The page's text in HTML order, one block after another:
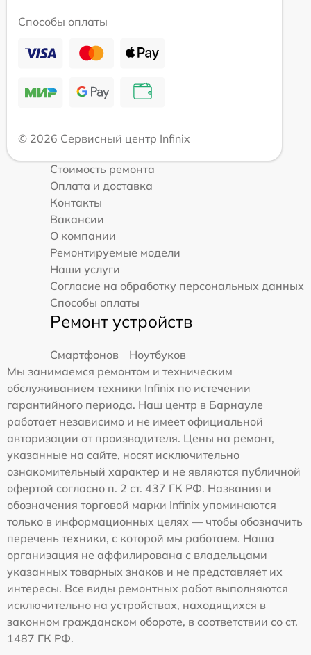
Способы оплаты
© 2026 Сервисный центр Infinix
Стоимость ремонта
Оплата и доставка
Контакты
Вакансии
О компании
Ремонтируемые модели
Наши услуги
Согласие на обработку персональных данных
Способы оплаты
Ремонт устройств
Смартфонов
Ноутбуков
Мы занимаемся ремонтом и техническим
обслуживанием техники Infinix по истечении
гарантийного периода. Наш центр в Барнауле
работает независимо и не имеет официальной
авторизации от производителя. Цены на ремонт,
указанные на сайте, носят исключительно
ознакомительный характер и не являются публичной
офертой согласно п. 2 ст. 437 ГК РФ. Названия и
обозначения торговой марки Infinix упоминаются
только в информационных целях — чтобы обозначить
перечень техники, с которой мы работаем. Наша
организация не аффилирована с владельцами
указанных товарных знаков и не представляет их
интересы. Все виды ремонтных работ выполняются
исключительно на устройствах, находящихся в
законном гражданском обороте, в соответствии со ст.
1487 ГК РФ.